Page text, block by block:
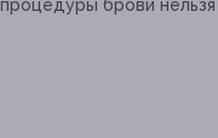
брови нельзя